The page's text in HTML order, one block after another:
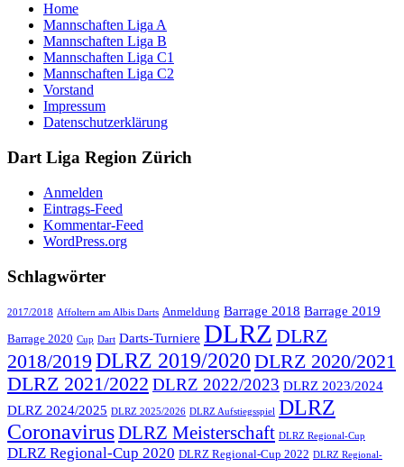
Home
Mannschaften Liga A
Mannschaften Liga B
Mannschaften Liga C1
Mannschaften Liga C2
Vorstand
Impressum
Datenschutzerklärung
Dart Liga Region Zürich
Anmelden
Eintrags-Feed
Kommentar-Feed
WordPress.org
Schlagwörter
2017/2018 Affoltern am Albis Darts Anmeldung Barrage 2018 Barrage 2019
Barrage 2020 Cup Dart Darts-Turniere DLRZ DLRZ
2018/2019 DLRZ 2019/2020 DLRZ 2020/2021
DLRZ 2021/2022 DLRZ 2022/2023 DLRZ 2023/2024
DLRZ 2024/2025 DLRZ 2025/2026 DLRZ Aufstiegsspiel DLRZ
CoronavirusDLRZ Meisterschaft DLRZ Regional-Cup
DLRZ Regional-Cup 2020 DLRZ Regional-Cup 2022 DLRZ Regional-